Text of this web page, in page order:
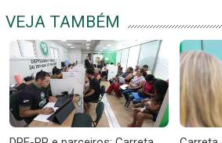
VEJA TAMBÉM